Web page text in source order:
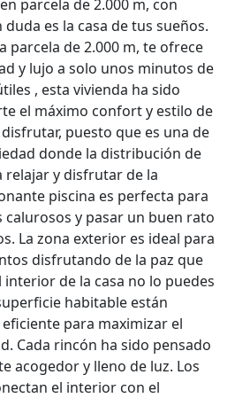
parcela de 2.000 m, con
es la casa de tus sueños.
parcela de 2.000 m, te ofrece
y lujo a solo unos minutos de
, esta vivienda ha sido
el máximo confort y estilo de
puesto que es una de
donde la distribución de
relajar y disfrutar de la
piscina es perfecta para
y pasar un buen rato
La zona exterior es ideal para
disfrutando de la paz que
de la casa no lo puedes
habitable están
para maximizar el
Cada rincón ha sido pensado
acogedor y lleno de luz. Los
el interior con el